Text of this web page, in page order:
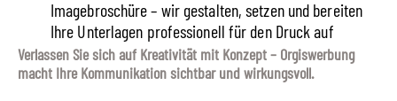
Imagebroschüre – wir gestalten, setzen und bereiten
Ihre Unterlagen professionell für den Druck auf
Verlassen Sie sich auf Kreativität mit Konzept – Orgiswerbung
macht Ihre Kommunikation sichtbar und wirkungsvoll.